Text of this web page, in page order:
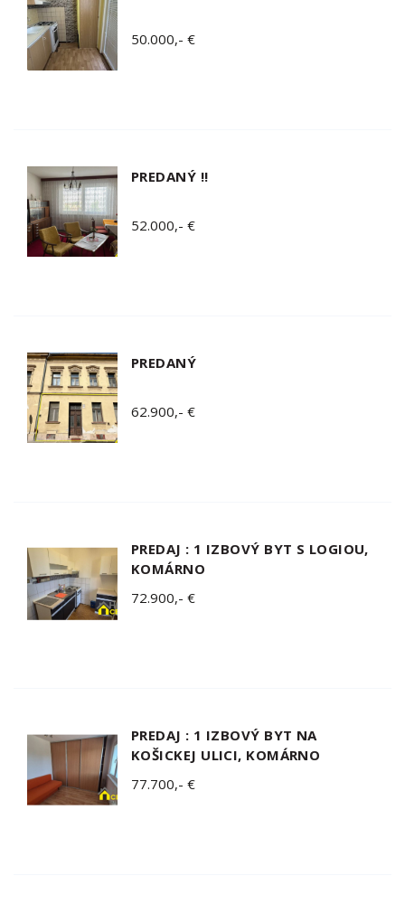
50.000,- €
PREDANÝ !!
52.000,- €
PREDANÝ
62.900,- €
PREDAJ : 1 IZBOVÝ BYT S LOGIOU,
KOMÁRNO
72.900,- €
PREDAJ : 1 IZBOVÝ BYT NA
KOŠICKEJ ULICI, KOMÁRNO
77.700,- €